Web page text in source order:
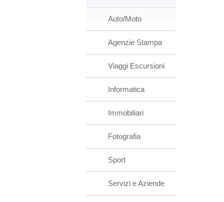
Auto/Moto
Agenzie Stampa
Viaggi Escursioni
Informatica
Immobiliari
Fotografia
Sport
Servizi e Aziende